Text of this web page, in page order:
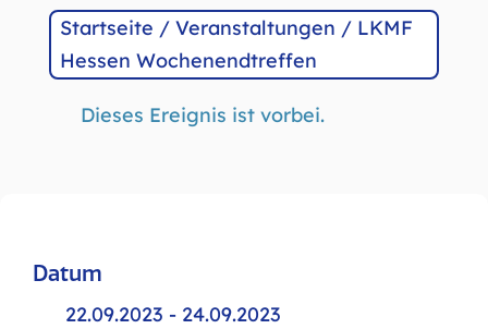
Startseite / Veranstaltungen / LKMF
Hessen Wochenendtreffen
Dieses Ereignis ist vorbei.
Datum
22.09.2023 - 24.09.2023